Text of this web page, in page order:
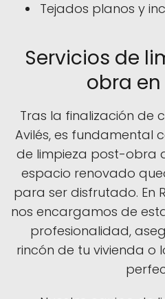
Tejados planos y
Servicios de
obra en
Tras la finalización de
Avilés, es fundamental
de limpieza post-obra
espacio renovado
para ser disfrutado. En
nos encargamos de
profesionalidad,
rincón de tu vivienda o